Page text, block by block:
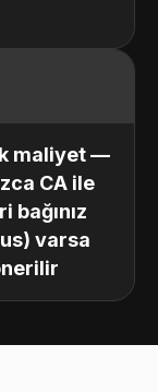
maliyet —
CA ile
bağınız
varsa